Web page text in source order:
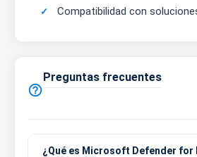
Compatibilidad con

Preguntas frecuentes
¿Qué es Microsoft Defender for